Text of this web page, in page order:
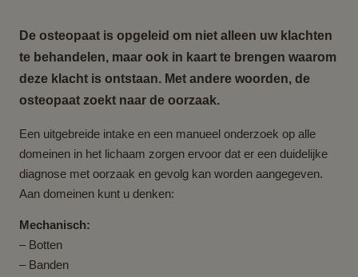
De osteopaat is opgeleid om niet alleen uw klachten
te behandelen, maar ook in kaart te brengen waarom
deze klacht is ontstaan. Met andere woorden, de
osteopaat zoekt naar de oorzaak.
Een uitgebreide intake en een manueel onderzoek op alle
domeinen in het lichaam zorgen ervoor dat er een duidelijke
diagnose met oorzaak en gevolg kan worden aangegeven.
Aan domeinen kunt u denken:
Mechanisch:
– Botten
– Banden